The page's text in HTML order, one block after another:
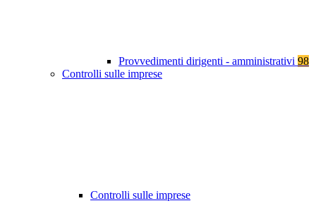
Provvedimenti dirigenti - amministrativi 98
Controlli sulle imprese
Controlli sulle imprese